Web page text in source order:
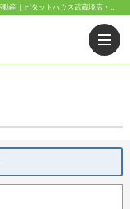
国分寺市の町名一覧｜売買物件検索｜武蔵野市・三鷹市・杉並区の不動産｜ピタットハウス武蔵境店・阿佐ヶ谷店